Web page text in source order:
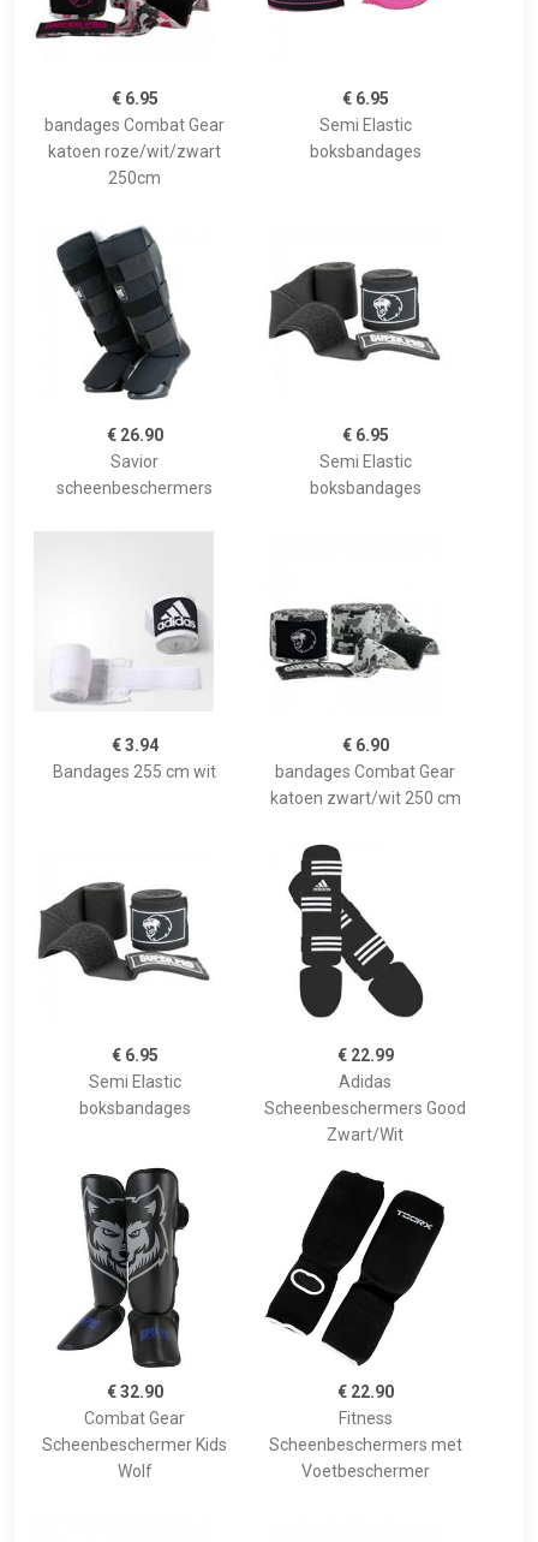
€ 6.95
bandages Combat Gear
katoen roze/wit/zwart
250cm
€ 6.95
Semi Elastic
boksbandages
€ 26.90
Savior
scheenbeschermers
€ 6.95
Semi Elastic
boksbandages
€ 3.94
Bandages 255 cm wit
€ 6.90
bandages Combat Gear
katoen zwart/wit 250 cm
€ 6.95
Semi Elastic
boksbandages
€ 22.99
Adidas
Scheenbeschermers Good
Zwart/Wit
€ 32.90
Combat Gear
Scheenbeschermer Kids
Wolf
€ 22.90
Fitness
Scheenbeschermers met
Voetbeschermer